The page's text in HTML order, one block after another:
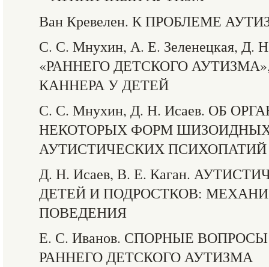
Ван Кревелен. К ПРОБЛЕМЕ
С. С. Мнухин, А. Е. Зеленецкая,
«РАННЕГО ДЕТСКОГО
КАННЕРА У ДЕТЕЙ
С. С. Мнухин, Д. Н. Исаев. ОБ
НЕКОТОРЫХ ФОРМ
АУТИСТИЧЕСКИХ ПСИХОПАТИЙ
Д. Н. Исаев, В. Е. Каган.
ДЕТЕЙ И ПОДРОСТКОВ:
ПОВЕДЕНИЯ
Е. С. Иванов. СПОРНЫЕ
РАННЕГО ДЕТСКОГО АУТИЗМА